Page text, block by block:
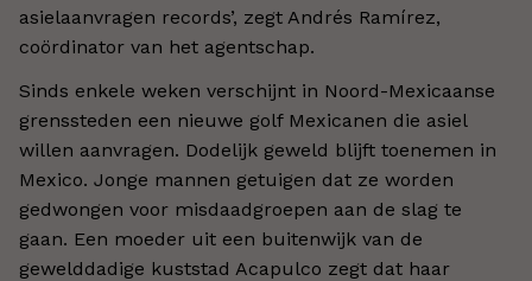
asielaanvragen records’, zegt Andrés Ramírez,
coördinator van het agentschap.
Sinds enkele weken verschijnt in Noord-Mexicaanse
grenssteden een nieuwe golf Mexicanen die asiel
willen aanvragen. Dodelijk geweld blijft toenemen in
Mexico. Jonge mannen getuigen dat ze worden
gedwongen voor misdaadgroepen aan de slag te
gaan. Een moeder uit een buitenwijk van de
gewelddadige kuststad Acapulco zegt dat haar